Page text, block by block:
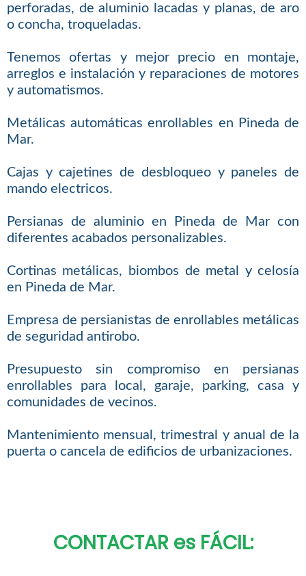
perforadas, de aluminio lacadas y planas, de aro
o concha, troqueladas.
Tenemos ofertas y mejor precio en montaje,
arreglos e instalación y reparaciones de motores
y automatismos.
Metálicas automáticas enrollables en Pineda de
Mar.
Cajas y cajetines de desbloqueo y paneles de
mando electricos.
Persianas de aluminio en Pineda de Mar con
diferentes acabados personalizables.
Cortinas metálicas, biombos de metal y celosía
en Pineda de Mar.
Empresa de persianistas de enrollables metálicas
de seguridad antirobo.
Presupuesto sin compromiso en persianas
enrollables para local, garaje, parking, casa y
comunidades de vecinos.
Mantenimiento mensual, trimestral y anual de la
puerta o cancela de edificios de urbanizaciones.
CONTACTAR es FÁCIL: